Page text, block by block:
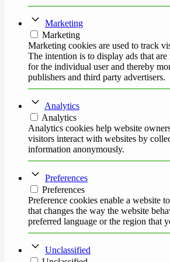
Marketing
Marketing
Marketing cookies are used to track
The intention is to display ads that
for the individual user and thereby
publishers and third party advertisers.
Analytics
Analytics
Analytics cookies help website
visitors interact with websites by
information anonymously.
Preferences
Preferences
Preference cookies enable a website
that changes the way the website
preferred language or the region that
Unclassified